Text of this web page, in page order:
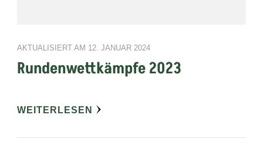
AKTUALISIERT AM 12. JANUAR 2024
Rundenwettkämpfe 2023
WEITERLESEN